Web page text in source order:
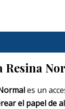
Resina
es un
el papel de